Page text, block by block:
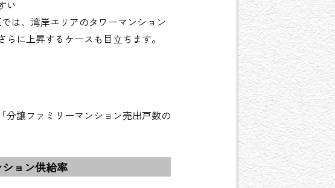
い
は、湾岸エリアのタワーマンション
に上昇するケースも目立ちます。
分譲ファミリーマンション売出戸数の
ョン供給率